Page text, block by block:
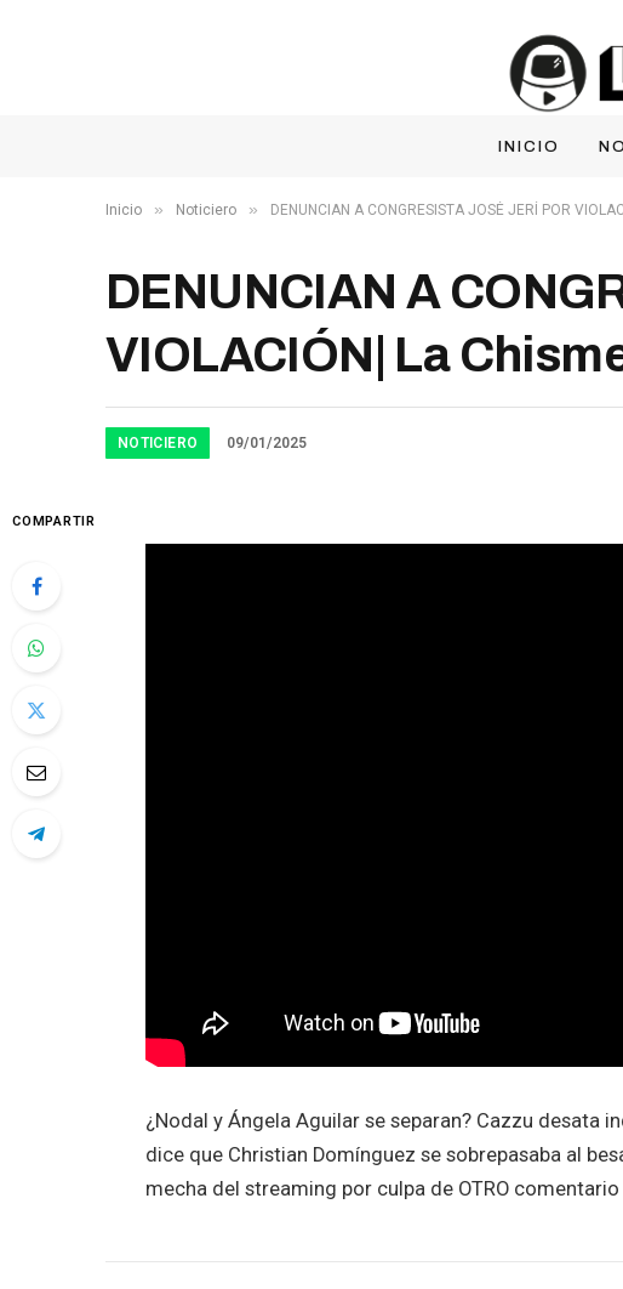
INICIO
Inicio » Noticiero » DENUNCIAN A CONGRESISTA JOSÉ JERÍ POR
DENUNCIAN A
VIOLACIÓN| La
NOTICIERO 09/01/2025
COMPARTIR
¿Nodal y Ángela Aguilar se separan? Cazzu desata
dice que Christian Domínguez se sobrepasaba al
mecha del streaming por culpa de OTRO